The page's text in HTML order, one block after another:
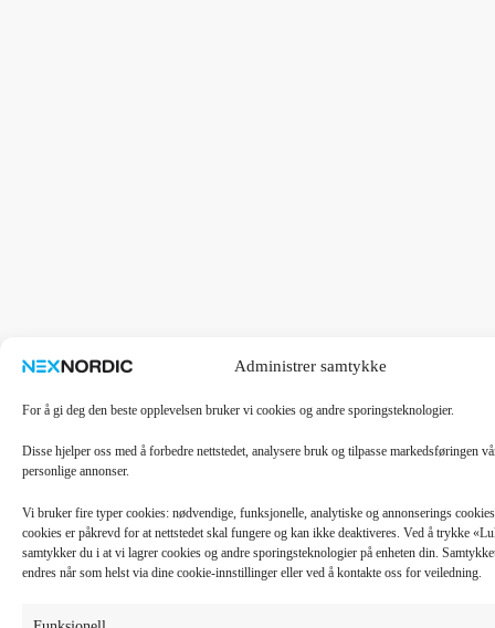
Administrer samtykke
For å gi deg den beste opplevelsen bruker vi cookies og andre sporingsteknologier.
Disse hjelper oss med å forbedre nettstedet, analysere bruk og tilpasse markedsføringen
personlige annonser.
Vi bruker fire typer cookies: nødvendige, funksjonelle, analytiske og annonserings
cookies er påkrevd for at nettstedet skal fungere og kan ikke deaktiveres. Ved å trykke
samtykker du i at vi lagrer cookies og andre sporingsteknologier på enheten din.
endres når som helst via dine cookie-innstillinger eller ved å kontakte oss for veiledning.